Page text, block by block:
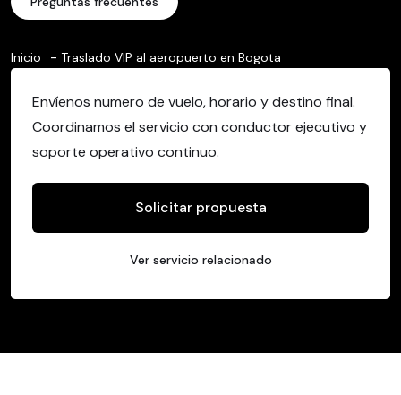
Inicio Traslado VIP al aeropuerto en Bogota
Envíenos numero de vuelo, horario y destino final.
Coordinamos el servicio con conductor ejecutivo y
soporte operativo continuo.
Solicitar propuesta
Ver servicio relacionado